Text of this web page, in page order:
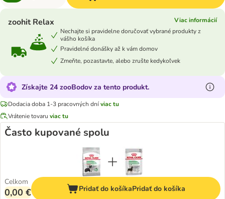
zoohit Relax
Viac informácií
Nechajte si pravidelne doručovať vybrané produkty z
vášho košíka
Pravidelné donášky až k vám domov
Zmeňte, pozastavte, alebo zrušte kedykoľvek
Získajte 24 zooBodov za tento produkt.
Dodacia doba 1-3 pracovných dníviac tu
Vrátenie tovaru viac tu
Často kupované spolu
Celkom
0,00 € Pridať do košíkaPridať do košíka